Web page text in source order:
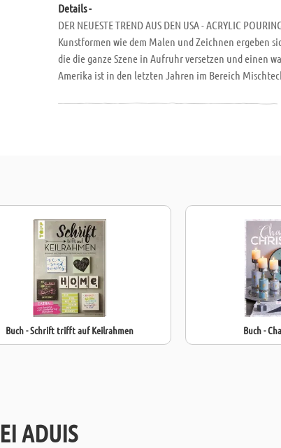
Details -
DER NEUESTE TREND AUS DEN USA - ACRYLIC
Kunstformen wie dem Malen und Zeichnen ergeben
die die ganze Szene in Aufruhr versetzen und einen
Amerika ist in den letzten Jahren im Bereich
Technik immer beliebter geworden, die sich Acrylic
Form der Aquarellmalerei wird weniger gemalt als
Buch - Schrift trifft auf Keilrahmen Buch -
ADUIS